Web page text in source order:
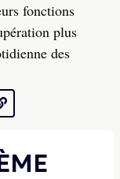
fonctions
plus
des